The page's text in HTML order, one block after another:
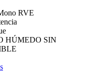
RVE
HÚMEDO SIN